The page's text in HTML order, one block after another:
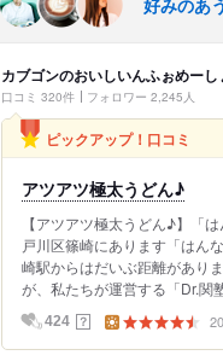
カブゴンのおいしいんふぉめーし
口コミ 320件 フォロワー 2,245人
ピックアップ！口コミ
アツアツ極太うどん♪
【アツアツ極太うどん♪】「
戸川区篠崎にあります「はん
崎駅からはだいぶ距離があり
が、私たちが運営する「Dr.関
424 ？